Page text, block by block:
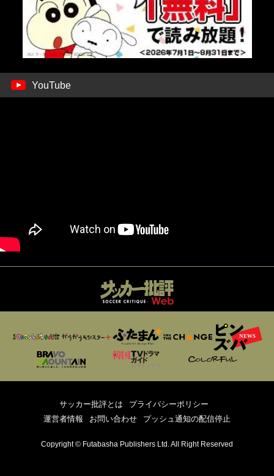
YouTube
サッカー批評とは
プライバシーポリシー
運営者情報
お問い合わせ プッシュ通知の配信停止
Copyright © Futabasha Publishers Ltd. All Right Reserved